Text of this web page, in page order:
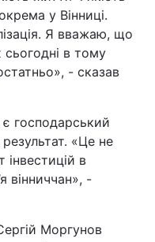
у Вінниці.
Я вважаю, що
в тому
- сказав
господарський
результат. «Це не
в
вінниччан», -
Моргунов